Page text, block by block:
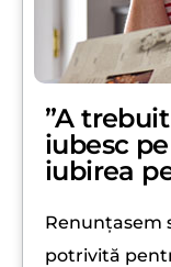
”A
iubesc
iubirea
Renunțasem
potrivită